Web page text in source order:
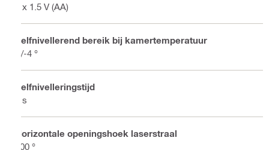
4 x 1.5 V (AA)
Zelfnivellerend bereik bij kamertemperatuur
+/-4 °
Zelfnivelleringstijd
3 s
Horizontale openingshoek laserstraal
200 °